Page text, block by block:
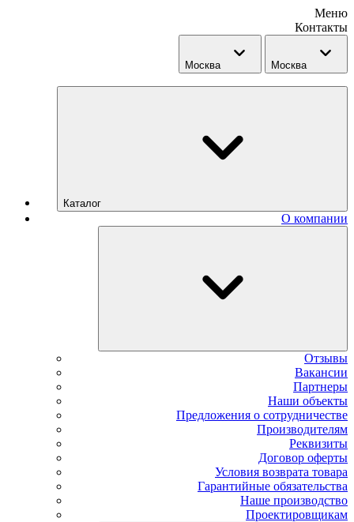
Меню
Контакты
Москва Москва
Каталог
О компании
Отзывы
Вакансии
Партнеры
Наши объекты
Предложения о сотрудничестве
Производителям
Реквизиты
Договор оферты
Условия возврата товара
Гарантийные обязательства
Наше производство
Проектировщикам